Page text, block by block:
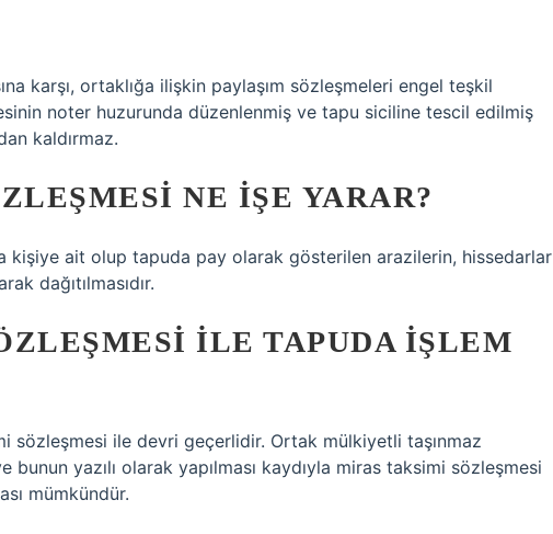
karşı, ortaklığa ilişkin paylaşım sözleşmeleri engel teşkil
noter huzurunda düzenlenmiş ve tapu siciline tescil edilmiş
kaldırmaz.
NE IŞE YARAR?
kişiye ait olup tapuda pay olarak gösterilen arazilerin, hissedarlar
dağıtılmasıdır.
ILE TAPUDA IŞLEM
sözleşmesi ile devri geçerlidir. Ortak mülkiyetli taşınmaz
bunun yazılı olarak yapılması kaydıyla miras taksimi sözleşmesi
mümkündür.